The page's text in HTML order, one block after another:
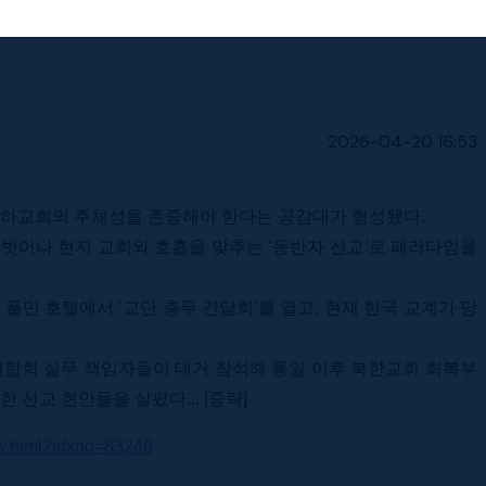
교회의 주체성을 존중해야 한다는 공감대가 형성됐다.
나 현지 교회와 호흡을 맞추는 ‘동반자 선교’로 패러다임을
호텔에서 ‘교단 총무 간담회’를 열고, 현재 한국 교계가 당
회 실무 책임자들이 대거 참석해 통일 이후 북한교회 회복부
선교 현안들을 살폈다... [중략]